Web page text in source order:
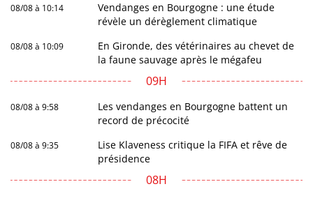
08/08 à 10:14
Vendanges en Bourgogne : une étude
révèle un dérèglement climatique
08/08 à 10:09
En Gironde, des vétérinaires au chevet de
la faune sauvage après le mégafeu
09H
08/08 à 9:58
Les vendanges en Bourgogne battent un
record de précocité
08/08 à 9:35
Lise Klaveness critique la FIFA et rêve de
présidence
08H